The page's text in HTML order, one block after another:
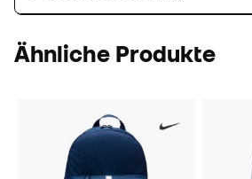
Ähnliche Produkte